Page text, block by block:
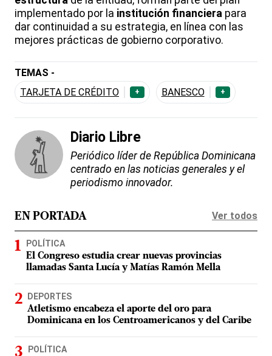
implementado por la institución financiera para
dar continuidad a su estrategia, en línea con las
mejores prácticas de gobierno corporativo.
TEMAS -
TARJETA DE CRÉDITO
+ BANESCO +
Diario Libre
Periódico líder de República Dominicana
centrado en las noticias generales y el
periodismo innovador.
EN PORTADA Ver todos
POLÍTICA
El Congreso estudia crear nuevas provincias
llamadas Santa Lucía y Matías Ramón Mella
DEPORTES
Atletismo encabeza el aporte del oro para
Dominicana en los Centroamericanos y del Caribe
POLÍTICA